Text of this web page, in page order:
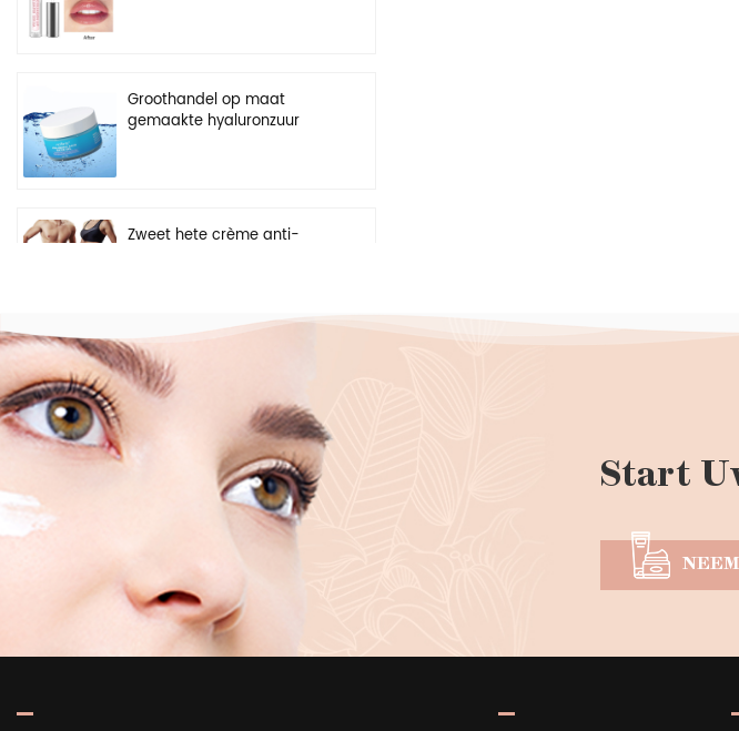
Groothandel op maat
gemaakte hyaluronzuur
Zweet hete crème anti-
Natuurlijke
kruidenveiligheidsingrediënten
verhelderende crème
gezicht onderarm body
whitening cream
Private label diep
huidverzorging puur
hyaluronzuur 2 b5 serum
voor gezicht
Start